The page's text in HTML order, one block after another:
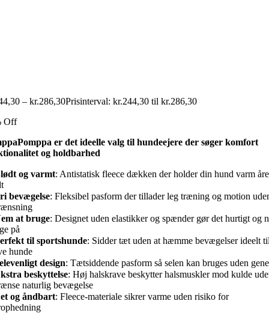
– kr.286,30Prisinterval: kr.244,30 til kr.286,30
Off
er det ideelle valg til hundeejere der søger komfort
og holdbarhed
og varmt: Antistatisk fleece dækken der holder din hund varm
bevægelse: Fleksibel pasform der tillader leg træning og motion
at bruge: Designet uden elastikker og spænder gør det hurtigt og
på
til sportshunde: Sidder tæt uden at hæmme bevægelser ideelt
hunde
design: Tætsiddende pasform så selen kan bruges uden
beskyttelse: Høj halskrave beskytter halsmuskler mod kulde
naturlig bevægelse
og åndbart: Fleece-materiale sikrer varme uden risiko for